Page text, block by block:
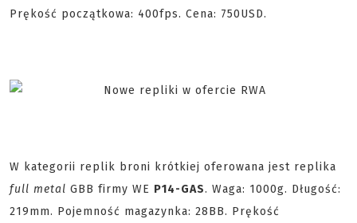
Prękość początkowa: 400fps. Cena: 750USD.
W kategorii replik broni krótkiej oferowana jest replika
full metal GBB firmy WE P14-GAS. Waga: 1000g. Długość:
219mm. Pojemność magazynka: 28BB. Prękość